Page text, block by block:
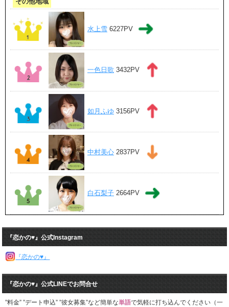
水上雪6227PV
一色日歌 3432PV
如月ふゆ 3156PV
中村美心2837PV
白石梨子2664PV
『恋かの♥』公式Instagram
『恋かの♥』
『恋かの♥』公式LINEでお問合せ
”料金” ”デート申込” ”彼女募集”など簡単な単語で気軽に打ち込んでください（一